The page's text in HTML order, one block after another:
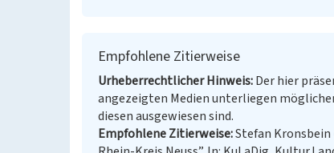
Empfohlene Zitierweise
Urheberrechtlicher Hinweis Der hier
angezeigten Medien unterliegen
diesen ausgewiesen sind.
Empfohlene Zitierweise Stefan